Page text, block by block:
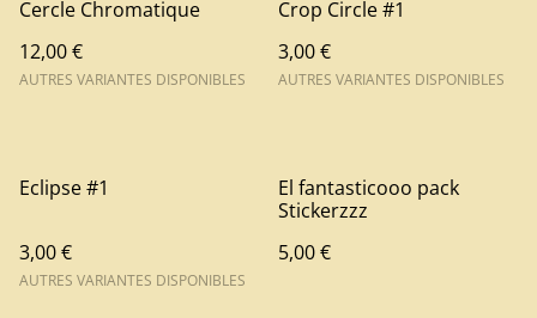
Cercle Chromatique
12,00 €
AUTRES VARIANTES DISPONIBLES
Crop Circle #1
3,00 €
AUTRES VARIANTES DISPONIBLES
Eclipse #1
3,00 €
AUTRES VARIANTES DISPONIBLES
El fantasticooo pack
Stickerzzz
5,00 €